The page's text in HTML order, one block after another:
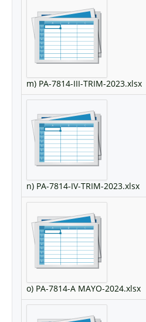
m) PA-7814-III-TRIM-2023.xlsx
n) PA-7814-IV-TRIM-2023.xlsx
o) PA-7814-A MAYO-2024.xlsx